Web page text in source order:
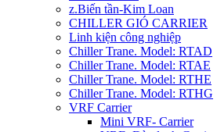
z.Biến tần-Kim Loan
CHILLER GIÓ CARRIER
Linh kiện công nghiệp
Chiller Trane. Model: RTAD
Chiller Trane. Model: RTAE
Chiller Trane. Model: RTHE
Chiller Trane. Model: RTHG
VRF Carrier
Mini VRF- Carrier